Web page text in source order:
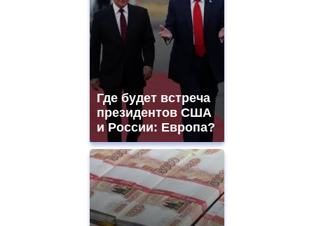
Где будет встреча
президентов США
и России: Европа?